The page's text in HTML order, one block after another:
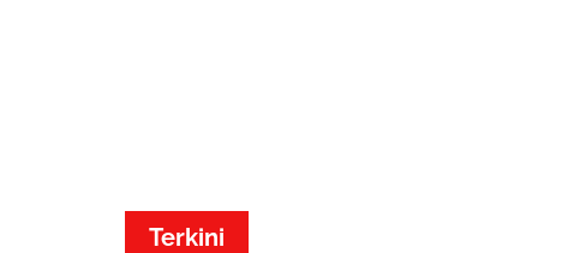
Terkini